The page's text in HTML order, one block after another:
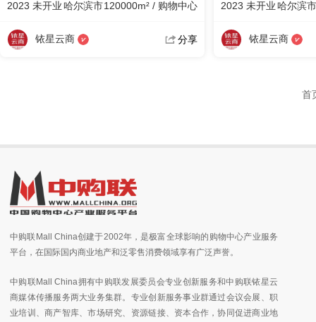
2023 未开业哈尔滨市120000m² / 购物中心
铱星云商 分享
2023 未开业哈尔滨市
铱星云商
首
中购联Mall China创建于2002年，是极富全球影响的购物中心产业服务
平台，在国际国内商业地产和泛零售消费领域享有广泛声誉。
中购联Mall China拥有中购联发展委员会专业创新服务和中购联铱星云
商媒体传播服务两大业务集群。专业创新服务事业群通过会议会展、职
业培训、商产智库、市场研究、资源链接、资本合作，协同促进商业地